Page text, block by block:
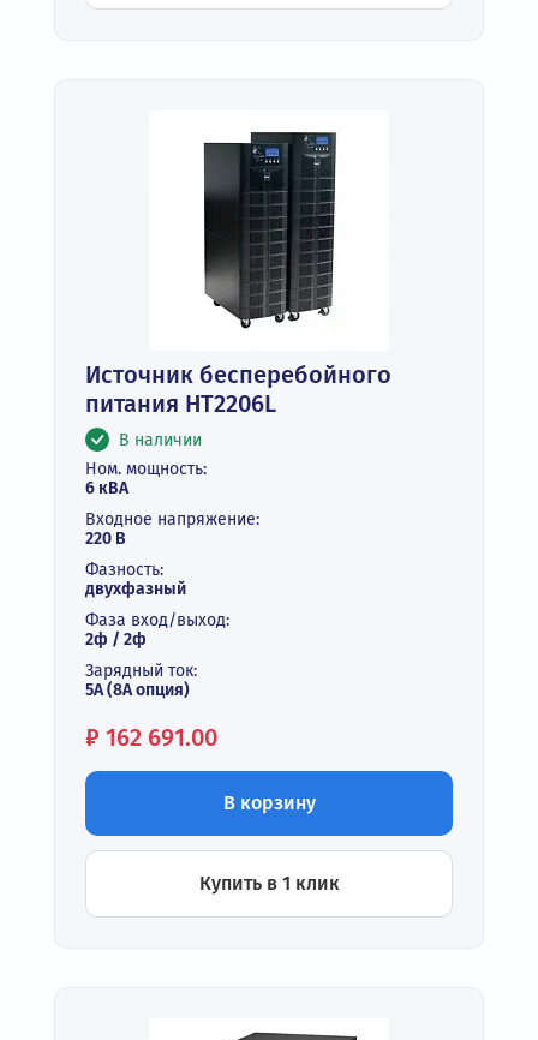
Источник бесперебойного
питания HT2206L
В наличии
Ном. мощность:
6 кВА
Входное напряжение:
220 В
Фазность:
двухфазный
Фаза вход/выход:
2ф / 2ф
Зарядный ток:
5A (8A опция)
Цена:
₽ 162 691.00
В корзину
Купить в 1 клик